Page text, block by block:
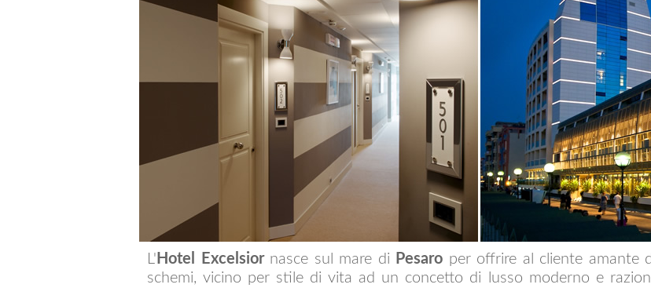
L' Hotel Excelsior nasce sul mare di Pesaro per offrire al cliente amante
schemi, vicino per stile di vita ad un concetto di lusso moderno e